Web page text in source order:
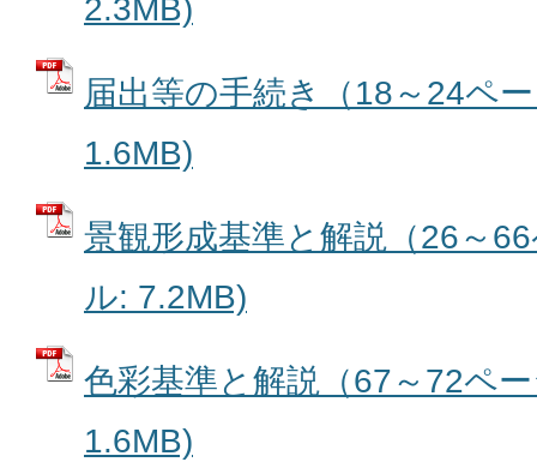
2.3MB)
届出等の手続き（18～24ペ
1.6MB)
景観形成基準と解説（26～
ル: 7.2MB)
色彩基準と解説（67～72ペ
1.6MB)